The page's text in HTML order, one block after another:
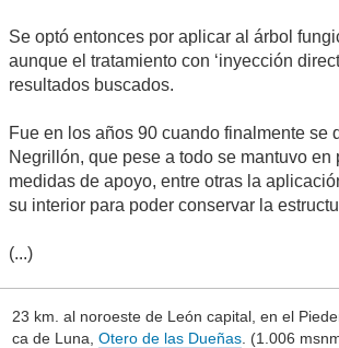
Se optó entonces por aplicar al árbol
aunque el tratamiento con ‘inyección
resultados buscados.
Fue en los años 90 cuando finalmente se
Negrillón, que pese a todo se mantuvo en
medidas de apoyo, entre otras la
su interior para poder conservar la
(...)
23 km. al noroeste de León capital, en el
ca de Luna, Otero de las Dueñas. (1.006